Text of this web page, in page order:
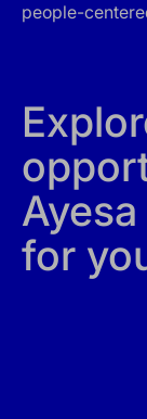
people-
for